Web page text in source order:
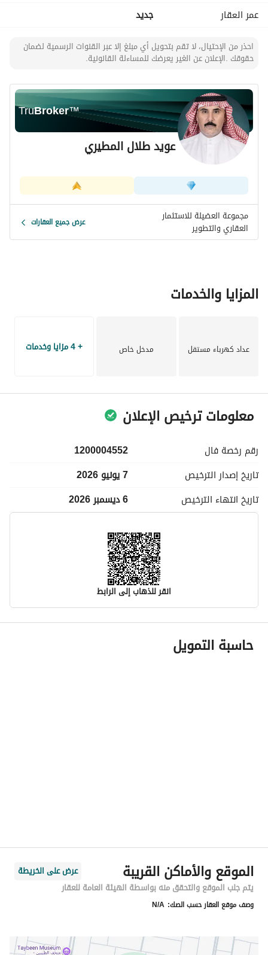
عمر العقار
جديد
احذر من الإحتيال، لا تقم بتحويل أي مبلغ إلا عبر القنوات الرسمية لضمان
حقوقك .الإعلان عن الغير يعرضك للمساءلة القانونية.
TruBroker™
عويد طلال المطيري
مجموعة العضيلة للاستثمار
العقاري والتطوير عرض جميع العقارات
المزايا والخدمات
عداد كهرباء مستقل مدخل خاص + 4 مزايا وخدمات
معلومات ترخيص الإعلان
رقم رخصة فال
1200004552
تاريخ إصدار الترخيص
7 يونيو 2026
تاريخ انتهاء الترخيص 6 ديسمبر 2026
انقر للذهاب إلى الرابط
معلومات مسؤول الإعلان
اسم المسؤول
رقم المبنى
3014
الرقم الاضافي
خط العرض
26.170343294535346
حاسبة التمويل
الموقع والأماكن القريبة
عرض على الخريطة
يتم جلب الموقع والتحقق منه بواسطة الهيئة العامة للعقار
وصف موقع العقار حسب الصك: N/A